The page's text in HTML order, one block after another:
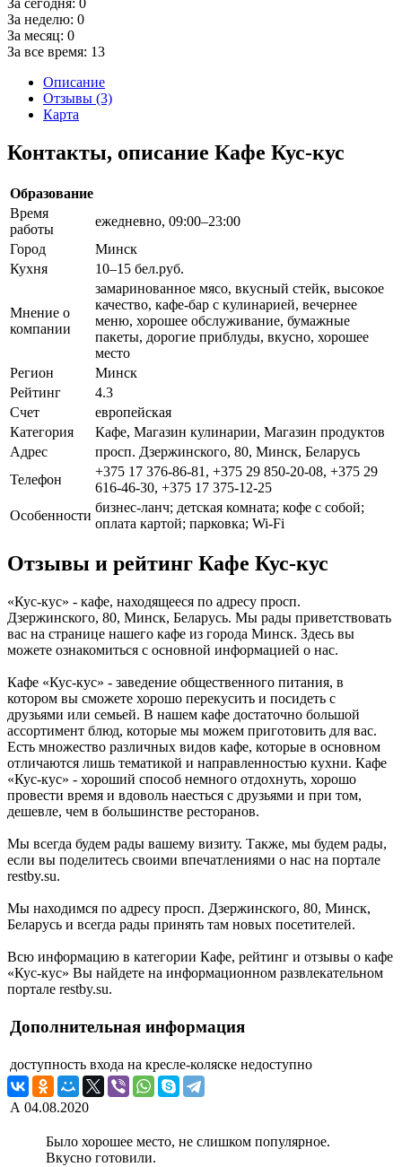
За неделю: 0
За месяц: 0
За все время: 13
Описание
Отзывы (3)
Карта
Контакты, описание Кафе Кус-кус
Образование
Время
работы
ежедневно, 09:00–23:00
Город
Минск
Кухня
10–15 бел.руб.
Мнение о
компании
замаринованное мясо, вкусный стейк, высокое
качество, кафе-бар с кулинарией, вечернее
меню, хорошее обслуживание, бумажные
пакеты, дорогие приблуды, вкусно, хорошее
место
Регион
Минск
Рейтинг
4.3
Счет
европейская
Категория
Кафе, Магазин кулинарии, Магазин продуктов
Адрес
просп. Дзержинского, 80, Минск, Беларусь
Телефон
+375 17 376-86-81, +375 29 850-20-08, +375 29
616-46-30, +375 17 375-12-25
Особенности
бизнес-ланч; детская комната; кофе с собой;
оплата картой; парковка; Wi-Fi
Отзывы и рейтинг Кафе Кус-кус
«Кус-кус» - кафе, находящееся по адресу просп.
Дзержинского, 80, Минск, Беларусь. Мы рады приветствовать
вас на странице нашего кафе из города Минск. Здесь вы
можете ознакомиться с основной информацией о нас.
Кафе «Кус-кус» - заведение общественного питания, в
котором вы сможете хорошо перекусить и посидеть с
друзьями или семьей. В нашем кафе достаточно большой
ассортимент блюд, которые мы можем приготовить для вас.
Есть множество различных видов кафе, которые в основном
отличаются лишь тематикой и направленностью кухни. Кафе
«Кус-кус» - хороший способ немного отдохнуть, хорошо
провести время и вдоволь наесться с друзьями и при том,
дешевле, чем в большинстве ресторанов.
Мы всегда будем рады вашему визиту. Также, мы будем рады,
если вы поделитесь своими впечатлениями о нас на портале
restby.su.
Мы находимся по адресу просп. Дзержинского, 80, Минск,
Беларусь и всегда рады принять там новых посетителей.
Всю информацию в категории Кафе, рейтинг и отзывы о кафе
«Кус-кус» Вы найдете на информационном развлекательном
портале restby.su.
Дополнительная информация
доступность входа на кресле-коляске недоступно
А 04.08.2020
Было хорошее место, не слишком популярное.
Вкусно готовили.